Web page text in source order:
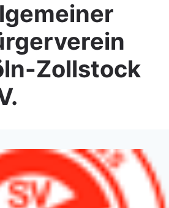
Zollstock